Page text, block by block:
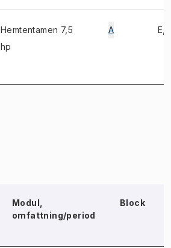
Hemtentamen 7,5
hp
A E,
Modul,
omfattning/period
Block